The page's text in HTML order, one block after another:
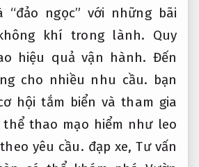
“đảo ngọc” với những bãi
khí trong lành. Quy
hiệu quả vận hành. Đến
cho nhiều nhu cầu. bạn
hội tắm biển và tham gia
thể thao mạo hiểm như leo
yêu cầu. đạp xe,Tư vấn